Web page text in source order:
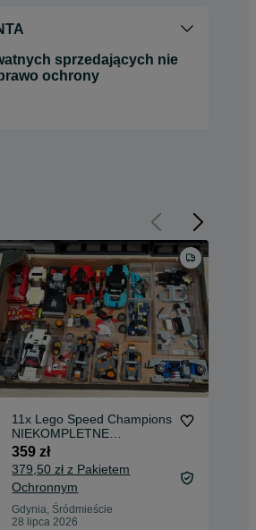
sprzedających nie
ochrony
11x Lego Speed Champions
NIEKOMPLETNE
Złomowisko
359 zł
379,50 zł z Pakietem
Ochronnym
Gdynia, Śródmieście
28 lipca 2026